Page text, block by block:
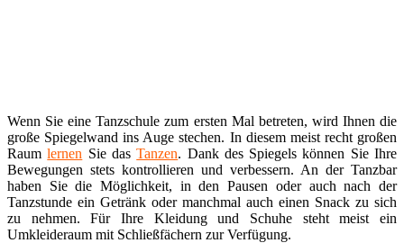
Wenn Sie eine Tanzschule zum ersten Mal betreten, wird Ihnen die
große Spiegelwand ins Auge stechen. In diesem meist recht großen
Raumlernen Sie dasTanzen. Dank des Spiegels können Sie Ihre
Bewegungen stets kontrollieren und verbessern. An der Tanzbar
haben Sie die Möglichkeit, in den Pausen oder auch nach der
Tanzstunde ein Getränk oder manchmal auch einen Snack zu sich
zu nehmen. Für Ihre Kleidung und Schuhe steht meist ein
Umkleideraum mit Schließfächern zur Verfügung.